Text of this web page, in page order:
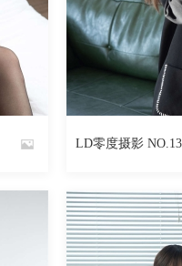
0 回复
LD零度摄影